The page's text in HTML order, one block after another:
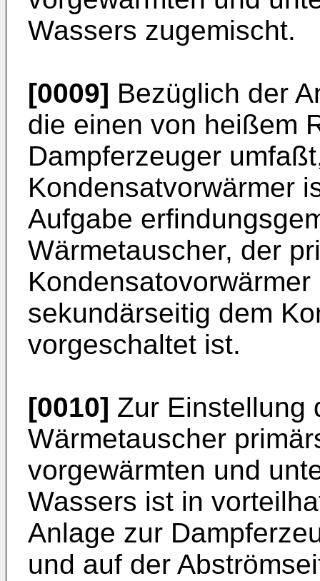
Wassers zugemischt.
[0009] Bezüglich der
die einen von heißem
Dampferzeuger
Kondensatvorwärmer
Aufgabe
Wärmetauscher, der
sekundärseitig dem
vorgeschaltet ist.
[0010] Zur Einstellung
Wärmetauscher
vorgewärmten und
Wassers ist in
Anlage zur
und auf der